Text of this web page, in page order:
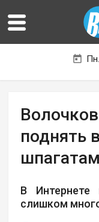
поднять
В Интернете
слишком